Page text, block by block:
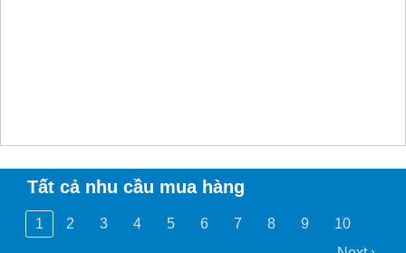
Tất cả nhu cầu mua hàng
1 2 3 4 5 6 7 8 9
10